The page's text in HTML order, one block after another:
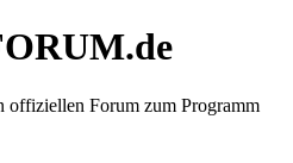
Forum zum Programm